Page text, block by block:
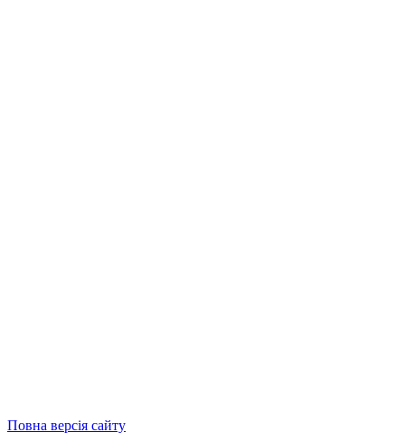
Повна версія сайту